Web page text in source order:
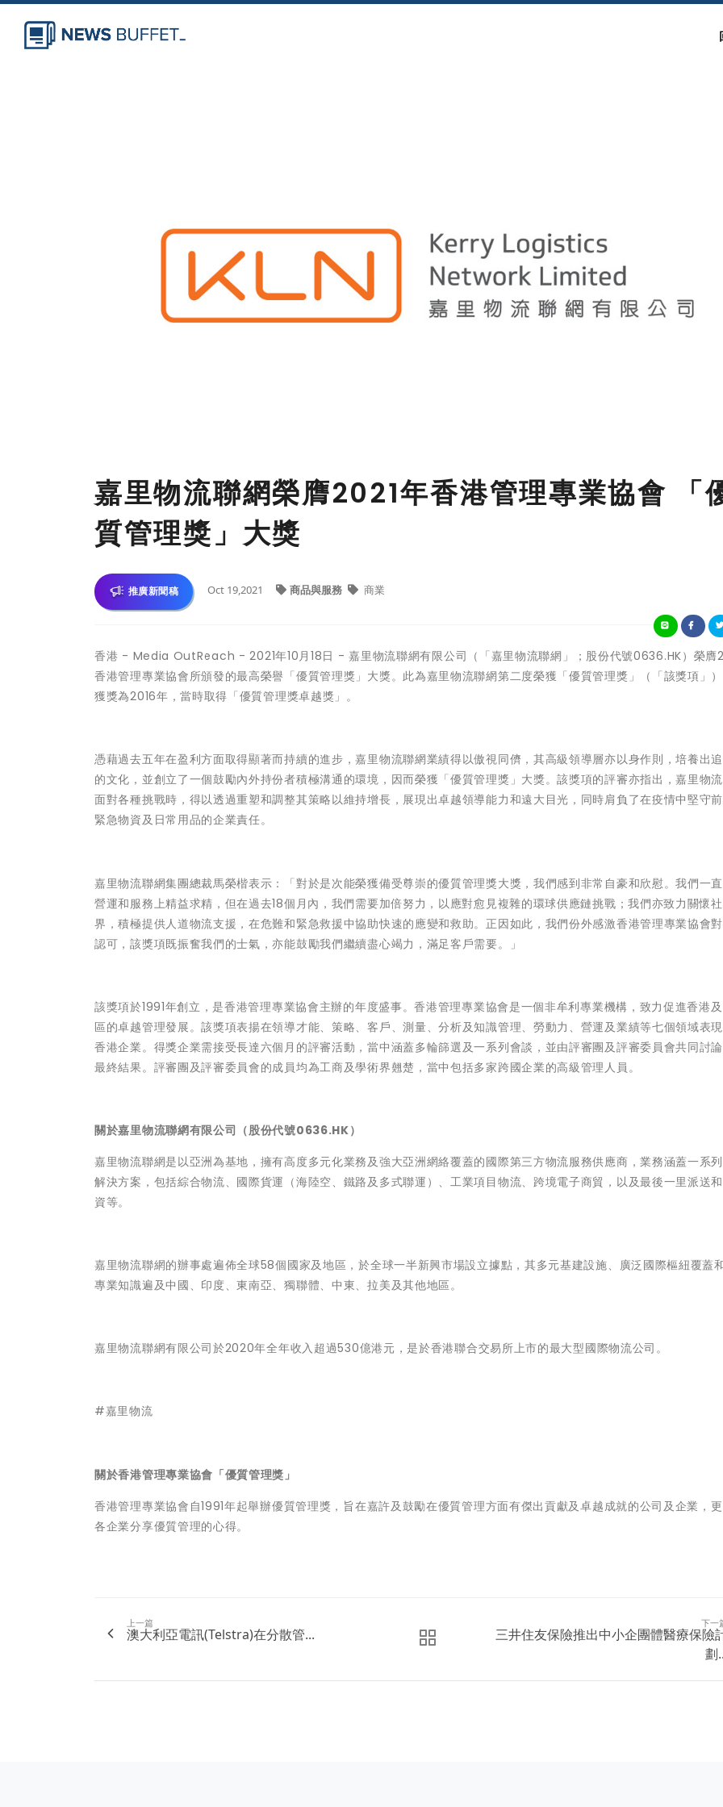
嘉里物流聯網榮膺2021年香港管理專業協會 「
質管理獎」大獎
推廣新聞稿 Oct 19,2021 商品與服務 商業
香港 - Media OutReach - 2021年10月18日 - 嘉里物流聯網有限公司（「嘉里物流聯網」；股份代號0636.HK）榮膺
香港管理專業協會所頒發的最高榮譽「優質管理獎」大獎。此為嘉里物流聯網第二度榮獲「優質管理獎」（「該獎項」
獲獎為2016年，當時取得「優質管理獎卓越獎」。
憑藉過去五年在盈利方面取得顯著而持續的進步，嘉里物流聯網業績得以傲視同儕，其高級領導層亦以身作則，培養出
的文化，並創立了一個鼓勵內外持份者積極溝通的環境，因而榮獲「優質管理獎」大獎。該獎項的評審亦指出，嘉里物
面對各種挑戰時，得以透過重塑和調整其策略以維持增長，展現出卓越領導能力和遠大目光，同時肩負了在疫情中堅守
緊急物資及日常用品的企業責任。
嘉里物流聯網集團總裁馬榮楷表示：「對於是次能榮獲備受尊崇的優質管理獎大獎，我們感到非常自豪和欣慰。我們一
營運和服務上精益求精，但在過去18個月內，我們需要加倍努力，以應對愈見複雜的環球供應鏈挑戰；我們亦致力關懷
界，積極提供人道物流支援，在危難和緊急救援中協助快速的應變和救助。正因如此，我們份外感激香港管理專業協會
認可，該獎項既振奮我們的士氣，亦能鼓勵我們繼續盡心竭力，滿足客戶需要。」
該獎項於1991年創立，是香港管理專業協會主辦的年度盛事。香港管理專業協會是一個非牟利專業機構，致力促進香港
區的卓越管理發展。該獎項表揚在領導才能、策略、客戶、測量、分析及知識管理、勞動力、營運及業績等七個領域表
香港企業。得獎企業需接受長達六個月的評審活動，當中涵蓋多輪篩選及一系列會談，並由評審團及評審委員會共同討
最終結果。評審團及評審委員會的成員均為工商及學術界翹楚，當中包括多家跨國企業的高級管理人員。
關於嘉里物流聯網有限公司（股份代號0636.HK）
嘉里物流聯網是以亞洲為基地，擁有高度多元化業務及強大亞洲網絡覆蓋的國際第三方物流服務供應商，業務涵蓋一系
解決方案，包括綜合物流、國際貨運（海陸空、鐵路及多式聯運）、工業項目物流、跨境電子商貿，以及最後一里派送
資等。
嘉里物流聯網的辦事處遍佈全球58個國家及地區，於全球一半新興市場設立據點，其多元基建設施、廣泛國際樞紐覆蓋
專業知識遍及中國、印度、東南亞、獨聯體、中東、拉美及其他地區。
嘉里物流聯網有限公司於2020年全年收入超過530億港元，是於香港聯合交易所上市的最大型國際物流公司。
#嘉里物流
關於香港管理專業協會「優質管理獎」
香港管理專業協會自1991年起舉辦優質管理獎，旨在嘉許及鼓勵在優質管理方面有傑出貢獻及卓越成就的公司及企業，
各企業分享優質管理的心得。
上一篇
澳大利亞電訊(Telstra)在分散管...
下一
三井住友保險推出中小企團體醫療保險
劃